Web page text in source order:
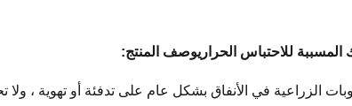
المسببة للاحتباس الحراريوصف المنتج:
الزراعية في الأنفاق بشكل عام على تدفئة أو تهوية